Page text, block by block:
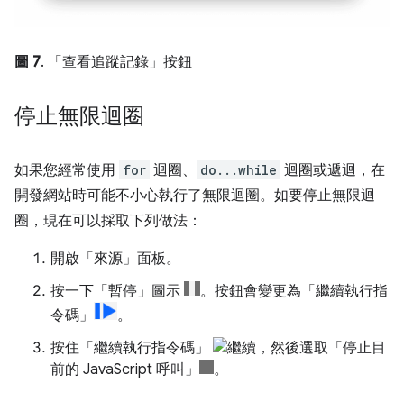
圖 7. 「查看追蹤記錄」 按鈕
停止無限迴圈
如果您經常使用 for 迴圈、 do...while 迴圈或遞迴，在
開發網站時可能不小心執行了無限迴圈。如要停止無限迴
圈，現在可以採取下列做法：
開啟「來源」 面板。
按一下「暫停」圖示
。按鈕會變更為「繼續執行指
令碼」
。
按住「繼續執行指令碼」
，然後選取「停止目
前的 JavaScript 呼叫」
。